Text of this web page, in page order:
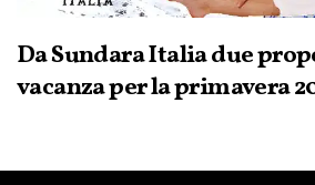
Da Sundara Italia due
vacanza per la primavera